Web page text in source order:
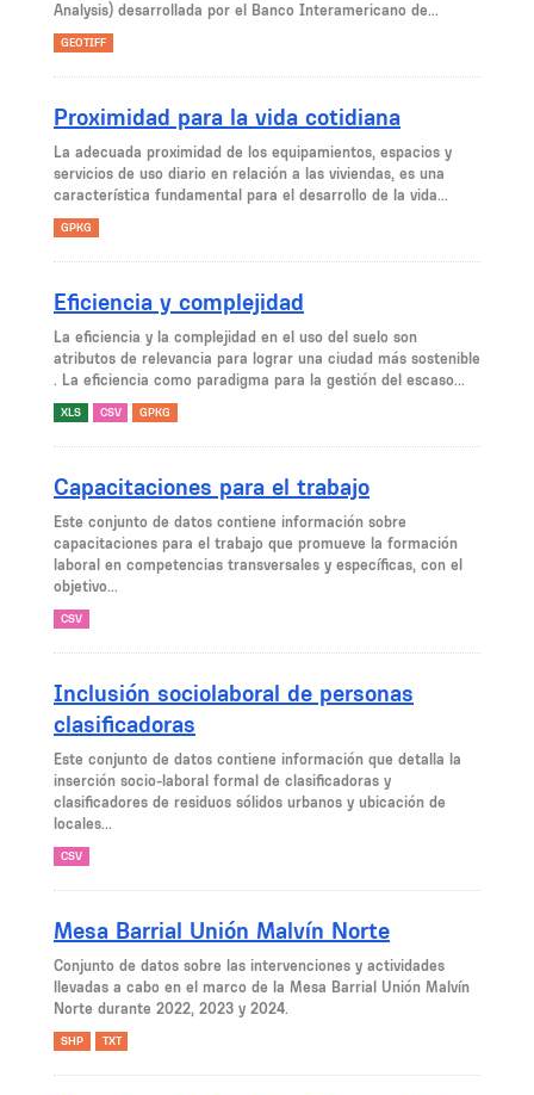
Analysis) desarrollada por el Banco Interamericano de...
GEOTIFF
Proximidad para la vida cotidiana
La adecuada proximidad de los equipamientos, espacios y
servicios de uso diario en relación a las viviendas, es una
característica fundamental para el desarrollo de la vida...
GPKG
Eficiencia y complejidad
La eficiencia y la complejidad en el uso del suelo son
atributos de relevancia para lograr una ciudad más sostenible
. La eficiencia como paradigma para la gestión del escaso...
XLS CSV GPKG
Capacitaciones para el trabajo
Este conjunto de datos contiene información sobre
capacitaciones para el trabajo que promueve la formación
laboral en competencias transversales y específicas, con el
objetivo...
CSV
Inclusión sociolaboral de personas
clasificadoras
Este conjunto de datos contiene información que detalla la
inserción socio-laboral formal de clasificadoras y
clasificadores de residuos sólidos urbanos y ubicación de
locales...
CSV
Mesa Barrial Unión Malvín Norte
Conjunto de datos sobre las intervenciones y actividades
llevadas a cabo en el marco de la Mesa Barrial Unión Malvín
Norte durante 2022, 2023 y 2024.
SHP TXT